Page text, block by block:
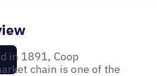
in 1891, Coop
chain is one of the